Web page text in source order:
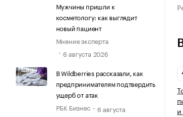
Мужчины пришли к
косметологу: как выглядит
новый пациент
Мнение эксперта
6 августа 2026
В Wildberries рассказали, как
предпринимателям подтвердить
ущерб от атак
РБК Бизнес
6 августа